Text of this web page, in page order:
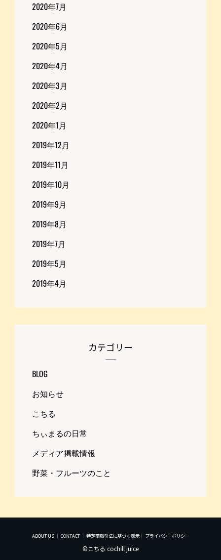
2020年7月
2020年6月
2020年5月
2020年4月
2020年3月
2020年2月
2020年1月
2019年12月
2019年11月
2019年10月
2019年9月
2019年8月
2019年7月
2019年5月
2019年4月
カテゴリー
BLOG
お知らせ
こちる
ちぃまるの日常
メディア掲載情報
野菜・フルーツのこと
ABOUT US｜ CONTACT｜ 特定商取引法に基づく表示｜ プライバシーポリシー
©こちる cochill juice